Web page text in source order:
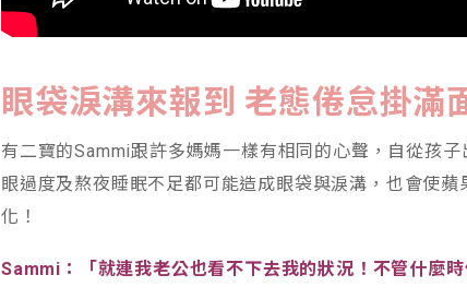
眼袋淚溝來報到 老態倦怠掛滿
有二寶的Sammi跟許多媽媽一樣有相同的心聲，自從孩
眼過度及熬夜睡眠不足都可能造成眼袋與淚溝，也會使
化！
Sammi：「就連我老公也看不下去我的狀況！不管什麼